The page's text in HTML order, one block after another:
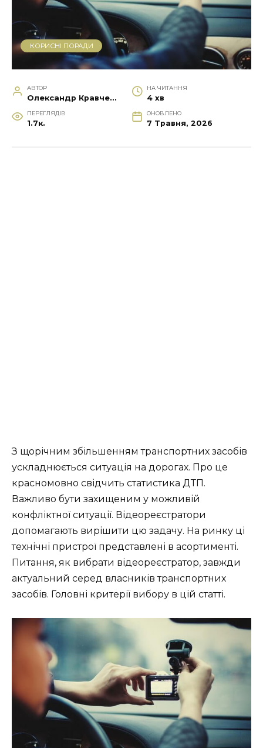
КОРИСНІ ПОРАДИ
АВТОР
Олександр Кравченко
НА ЧИТАННЯ
4 хв
ПЕРЕГЛЯДІВ
1.7к.
ОНОВЛЕНО
7 Травня, 2026
З щорічним збільшенням транспортних засобів
ускладнюється ситуація на дорогах. Про це
красномовно свідчить статистика ДТП.
Важливо бути захищеним у можливій
конфліктної ситуації. Відеореєстратори
допомагають вирішити цю задачу. На ринку ці
технічні пристрої представлені в асортименті.
Питання, як вибрати відеореєстратор, завжди
актуальний серед власників транспортних
засобів. Головні критерії вибору в цій статті.